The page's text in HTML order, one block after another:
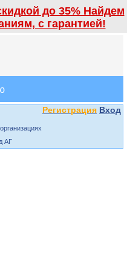
до 35% Найдем
с гарантией!
Регистрация Вход
АГ